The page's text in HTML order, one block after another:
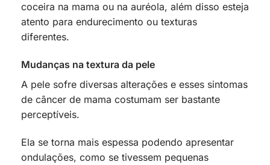
coceira na mama ou na auréola, além disso esteja
atento para endurecimento ou texturas
diferentes.
Mudanças na textura da pele
A pele sofre diversas alterações e esses sintomas
de câncer de mama costumam ser bastante
perceptíveis.
Ela se torna mais espessa podendo apresentar
ondulações, como se tivessem pequenas